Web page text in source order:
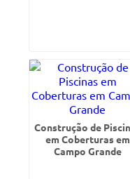
Construção de
em Coberturas em
Campo Grande